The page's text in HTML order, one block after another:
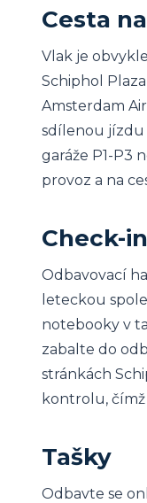
Cesta
Vlak je
Schiphol
Amsterdam
sdílenou jízdu
garáže P1-P3
provoz a na
Check-
Odbavovací
leteckou
notebooky v
zabalte do
stránkách
kontrolu,
Tašky
Odbavte se